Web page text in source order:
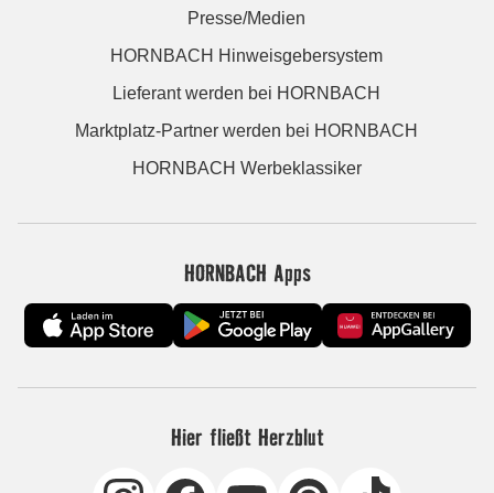
Presse/Medien
HORNBACH Hinweisgebersystem
Lieferant werden bei HORNBACH
Marktplatz-Partner werden bei HORNBACH
HORNBACH Werbeklassiker
HORNBACH Apps
Hier fließt Herzblut